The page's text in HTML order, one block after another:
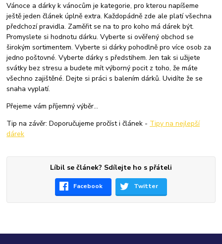
Vánoce a dárky k vánocům je kategorie, pro kterou napíšeme
ještě jeden článek úplně extra. Každopádně zde ale platí všechna
předchozí pravidla. Zaměřit se na to pro koho má dárek být.
Promyslete si hodnotu dárku. Vyberte si ověřený obchod se
širokým sortimentem. Vyberte si dárky pohodlně pro více osob za
jedno poštovné. Vyberte dárky s předstihem. Jen tak si užijete
svátky bez stresu a budete mít výborný pocit z toho, že máte
všechno zajištěné. Dejte si práci s balením dárků. Uvidíte že se
snaha vyplatí.
Přejeme vám příjemný výběr...
Tip na závěr: Doporučujeme pročíst i článek - Tipy na nejlepší
dárek
Líbil se článek? Sdílejte ho s přáteli
Facebook Twitter